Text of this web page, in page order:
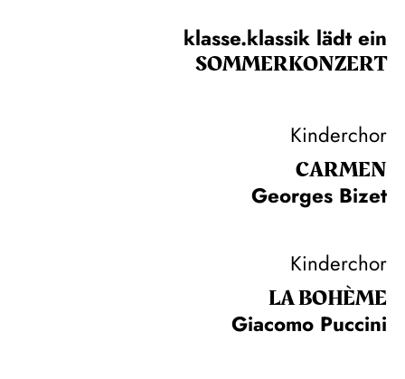
klasse.klassik lädt ein
SOMMER­KONZERT
Kinderchor
CARMEN
Georges Bizet
Kinderchor
LA BOHÈME
Giacomo Puccini